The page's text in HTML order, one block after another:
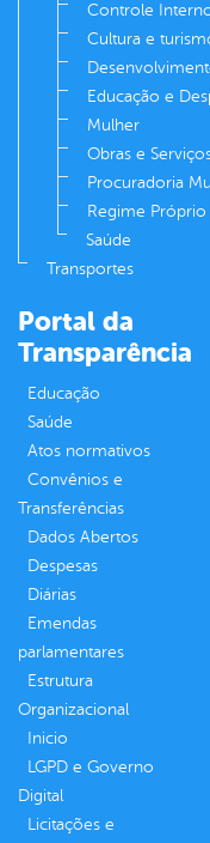
Controle
Cultura e
Educação e
Mulher
Obras e
Procuradoria
Regime Próprio
Saúde
Transportes
Portal da
Transparência
Educação
Saúde
Atos normativos
Convênios e
Transferências
Dados Abertos
Despesas
Diárias
Emendas
parlamentares
Estrutura
Organizacional
Inicio
LGPD e Governo
Digital
Licitações e